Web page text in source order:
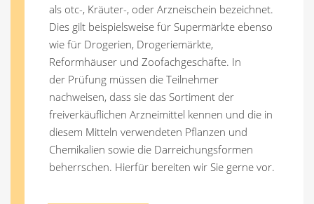
als otc-, Kräuter-, oder Arzneischein bezeichnet.
Dies gilt beispielsweise für Supermärkte ebenso
wie für Drogerien, Drogeriemärkte,
Reformhäuser und Zoofachgeschäfte. In
der Prüfung müssen die Teilnehmer
nachweisen, dass sie das Sortiment der
freiverkäuflichen Arzneimittel kennen und die in
diesem Mitteln verwendeten Pflanzen und
Chemikalien sowie die Darreichungsformen
beherrschen. Hierfür bereiten wir Sie gerne vor.